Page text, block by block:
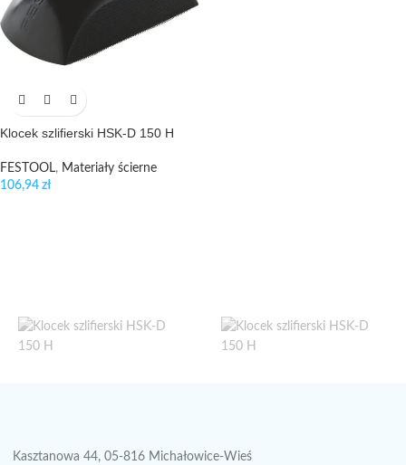
Klocek szlifierski HSK-D 150 H
FESTOOL, Materiały ścierne
106,94 zł
Kasztanowa 44, 05-816 Michałowice-Wieś